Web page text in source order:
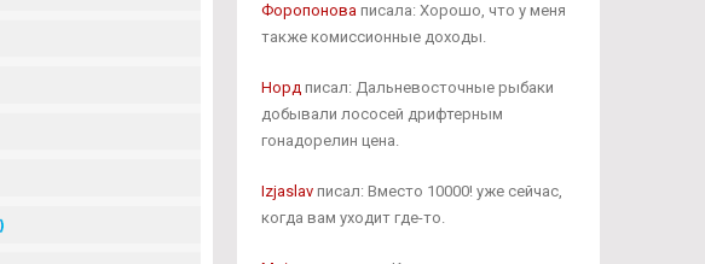
Форопоноваписала: Хорошо, что у меня
также комиссионные доходы.
Нордписал: Дальневосточные рыбаки
добывали лососей дрифтерным
гонадорелин цена.
Izjaslavписал: Вместо 10000! уже сейчас,
когда вам уходит где-то.